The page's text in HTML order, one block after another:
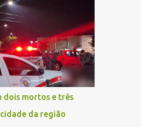
investir para produzir o
à população. Essa
tanto na teoria
recebeu contato pelo
que afirmava ser
bancária da
alegou que seria
o cadastro da conta e
vítima sobre os
ser realizados.
enviou um
simulando uma
dois mortos e três
da região